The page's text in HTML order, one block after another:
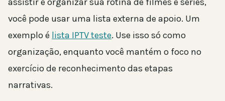
você pode usar uma lista externa de apoio. Um
exemplo é lista IPTV teste. Use isso só como
organização, enquanto você mantém o foco no
exercício de reconhecimento das etapas
narrativas.